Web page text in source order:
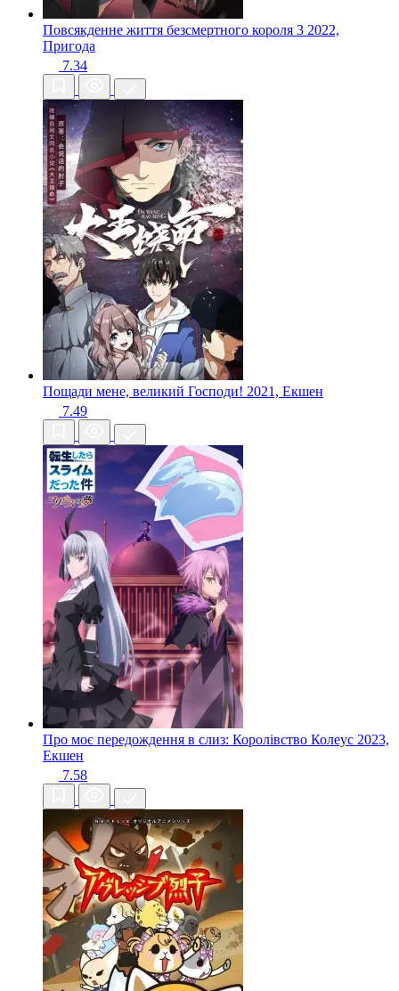
Повсякденне життя безсмертного короля 3 2022,
Пригода
7.34
Пощади мене, великий Господи! 2021, Екшен
7.49
Про моє передождення в слиз: Королівство Колеус 2023,
Екшен
7.58